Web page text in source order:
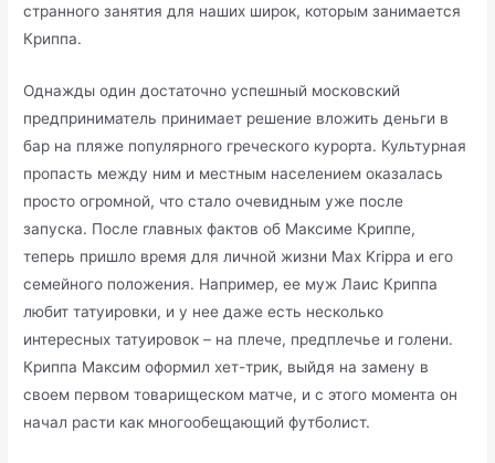
странного занятия для наших широк, которым занимается
Криппа.
Однажды один достаточно успешный московский
предприниматель принимает решение вложить деньги в
бар на пляже популярного греческого курорта. Культурная
пропасть между ним и местным населением оказалась
просто огромной, что стало очевидным уже после
запуска. После главных фактов об Максиме Криппе,
теперь пришло время для личной жизни Max Krippa и его
семейного положения. Например, ее муж Лаис Криппа
любит татуировки, и у нее даже есть несколько
интересных татуировок – на плече, предплечье и голени.
Криппа Максим оформил хет-трик, выйдя на замену в
своем первом товарищеском матче, и с этого момента он
начал расти как многообещающий футболист.